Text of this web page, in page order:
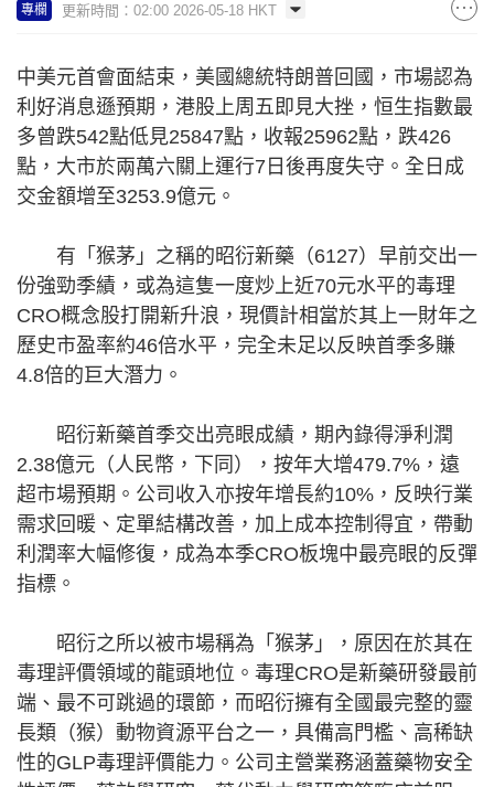
專欄 更新時間：02:00 2026-05-18 HKT
中美元首會面結束，美國總統特朗普回國，市場認為
利好消息遜預期，港股上周五即見大挫，恒生指數最
多曾跌542點低見25847點，收報25962點，跌426
點，大市於兩萬六關上運行7日後再度失守。全日成
交金額增至3253.9億元。
有「猴茅」之稱的昭衍新藥（6127）早前交出一
份強勁季績，或為這隻一度炒上近70元水平的毒理
CRO概念股打開新升浪，現價計相當於其上一財年之
歷史市盈率約46倍水平，完全未足以反映首季多賺
4.8倍的巨大潛力。
昭衍新藥首季交出亮眼成績，期內錄得淨利潤
2.38億元（人民幣，下同），按年大增479.7%，遠
超市場預期。公司收入亦按年增長約10%，反映行業
需求回暖、定單結構改善，加上成本控制得宜，帶動
利潤率大幅修復，成為本季CRO板塊中最亮眼的反彈
指標。
昭衍之所以被市場稱為「猴茅」，原因在於其在
毒理評價領域的龍頭地位。毒理CRO是新藥研發最前
端、最不可跳過的環節，而昭衍擁有全國最完整的靈
長類（猴）動物資源平台之一，具備高門檻、高稀缺
性的GLP毒理評價能力。公司主營業務涵蓋藥物安全